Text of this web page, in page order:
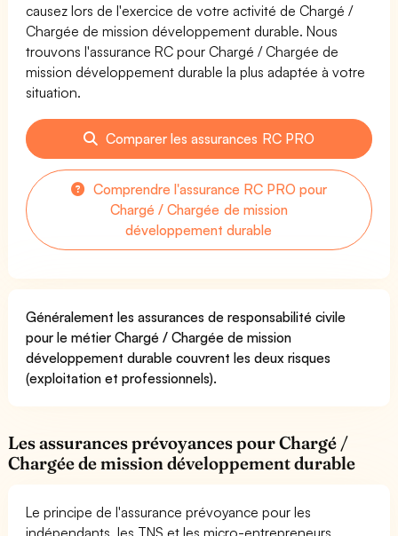
causez lors de l'exercice de votre activité de Chargé /
Chargée de mission développement durable. Nous
trouvons l'assurance RC pour Chargé / Chargée de
mission développement durable la plus adaptée à votre
situation.
Comparer les assurances RC PRO
Comprendre l'assurance RC PRO pour
Chargé / Chargée de mission
développement durable
Généralement les assurances de responsabilité civile
pour le métier Chargé / Chargée de mission
développement durable couvrent les deux risques
(exploitation et professionnels).
Les assurances prévoyances pour Chargé /
Chargée de mission développement durable
Le principe de l'assurance prévoyance pour les
indépendants, les TNS et les micro-entrepreneurs